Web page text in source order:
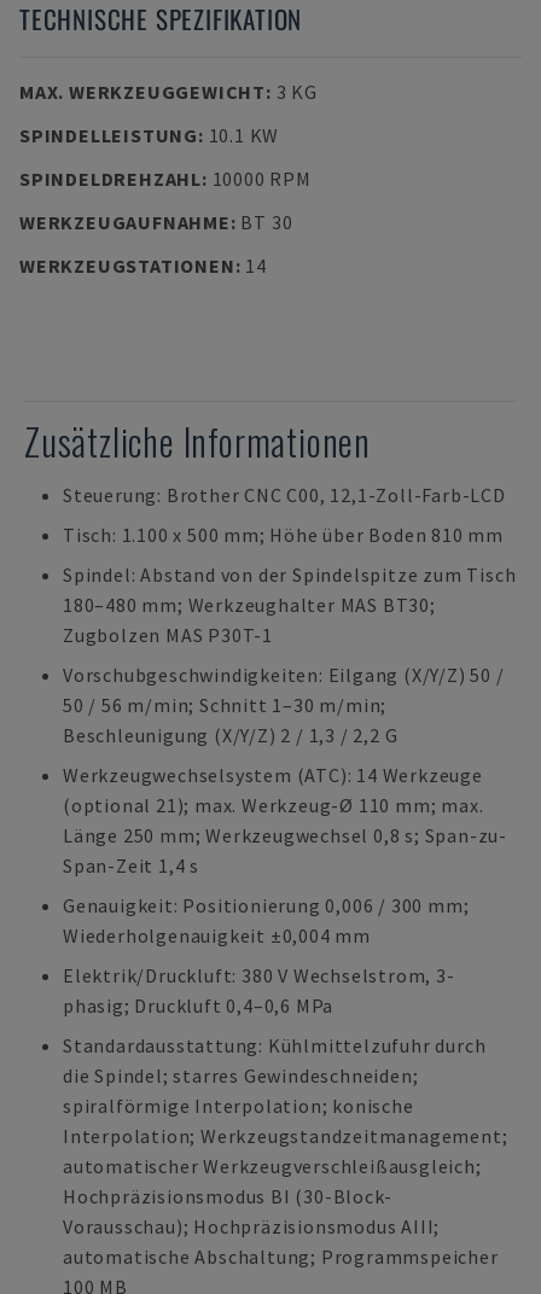
TECHNISCHE SPEZIFIKATION
MAX. WERKZEUGGEWICHT: 3 KG
SPINDELLEISTUNG: 10.1 KW
SPINDELDREHZAHL: 10000 RPM
WERKZEUGAUFNAHME: BT 30
WERKZEUGSTATIONEN: 14
Zusätzliche Informationen
Steuerung: Brother CNC C00, 12,1-Zoll-Farb-LCD
Tisch: 1.100 x 500 mm; Höhe über Boden 810 mm
Spindel: Abstand von der Spindelspitze zum Tisch
180–480 mm; Werkzeughalter MAS BT30;
Zugbolzen MAS P30T-1
Vorschubgeschwindigkeiten: Eilgang (X/Y/Z) 50 /
50 / 56 m/min; Schnitt 1–30 m/min;
Beschleunigung (X/Y/Z) 2 / 1,3 / 2,2 G
Werkzeugwechselsystem (ATC): 14 Werkzeuge
(optional 21); max. Werkzeug-Ø 110 mm; max.
Länge 250 mm; Werkzeugwechsel 0,8 s; Span-zu-
Span-Zeit 1,4 s
Genauigkeit: Positionierung 0,006 / 300 mm;
Wiederholgenauigkeit ±0,004 mm
Elektrik/Druckluft: 380 V Wechselstrom, 3-
phasig; Druckluft 0,4–0,6 MPa
Standardausstattung: Kühlmittelzufuhr durch
die Spindel; starres Gewindeschneiden;
spiralförmige Interpolation; konische
Interpolation; Werkzeugstandzeitmanagement;
automatischer Werkzeugverschleißausgleich;
Hochpräzisionsmodus BI (30-Block-
Vorausschau); Hochpräzisionsmodus AIII;
automatische Abschaltung; Programmspeicher
100 MB